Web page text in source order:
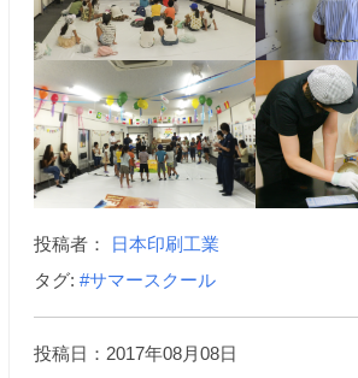
投稿者：
日本印刷工業
タグ: #サマースクール
投稿日：2017年08月08日